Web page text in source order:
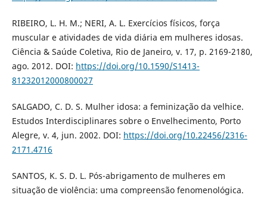
RIBEIRO, L. H. M.; NERI, A. L. Exercícios físicos, força
muscular e atividades de vida diária em mulheres idosas.
Ciência & Saúde Coletiva, Rio de Janeiro, v. 17, p. 2169-2180,
ago. 2012. DOI: https://doi.org/10.1590/S1413-
81232012000800027
SALGADO, C. D. S. Mulher idosa: a feminização da velhice.
Estudos Interdisciplinares sobre o Envelhecimento, Porto
Alegre, v. 4, jun. 2002. DOI: https://doi.org/10.22456/2316-
2171.4716
SANTOS, K. S. D. L. Pós-abrigamento de mulheres em
situação de violência: uma compreensão fenomenológica.